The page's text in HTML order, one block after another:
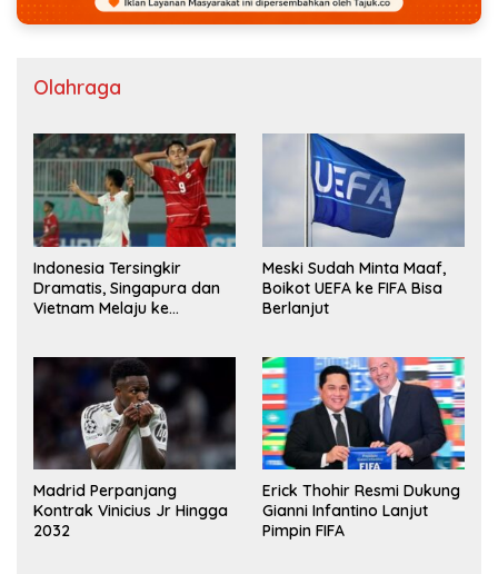
Olahraga
Indonesia Tersingkir
Dramatis, Singapura dan
Vietnam Melaju ke
Meski Sudah Minta Maaf,
Boikot UEFA ke FIFA Bisa
Berlanjut
Madrid Perpanjang
Kontrak Vinicius Jr Hingga
2032
Erick Thohir Resmi Dukung
Gianni Infantino Lanjut
Pimpin FIFA